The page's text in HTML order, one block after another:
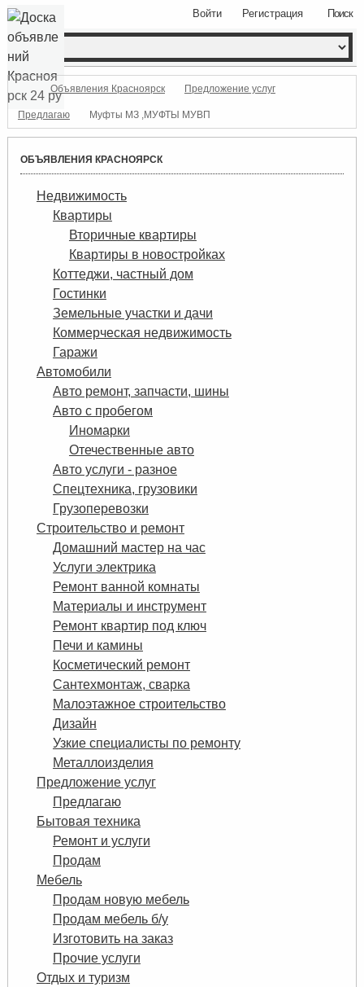
Поиск
Войти Регистрация
Объявления Красноярск Предложение услуг
Предлагаю Муфты МЗ ,МУФТЫ МУВП
ОБЪЯВЛЕНИЯ КРАСНОЯРСК
Недвижимость
Квартиры
Вторичные квартиры
Квартиры в новостройках
Коттеджи, частный дом
Гостинки
Земельные участки и дачи
Коммерческая недвижимость
Гаражи
Автомобили
Авто ремонт, запчасти, шины
Авто с пробегом
Иномарки
Отечественные авто
Авто услуги - разное
Спецтехника, грузовики
Грузоперевозки
Строительство и ремонт
Домашний мастер на час
Услуги электрика
Ремонт ванной комнаты
Материалы и инструмент
Ремонт квартир под ключ
Печи и камины
Косметический ремонт
Сантехмонтаж, сварка
Малоэтажное строительство
Дизайн
Узкие специалисты по ремонту
Металлоизделия
Предложение услуг
Предлагаю
Бытовая техника
Ремонт и услуги
Продам
Мебель
Продам новую мебель
Продам мебель б/у
Изготовить на заказ
Прочие услуги
Отдых и туризм